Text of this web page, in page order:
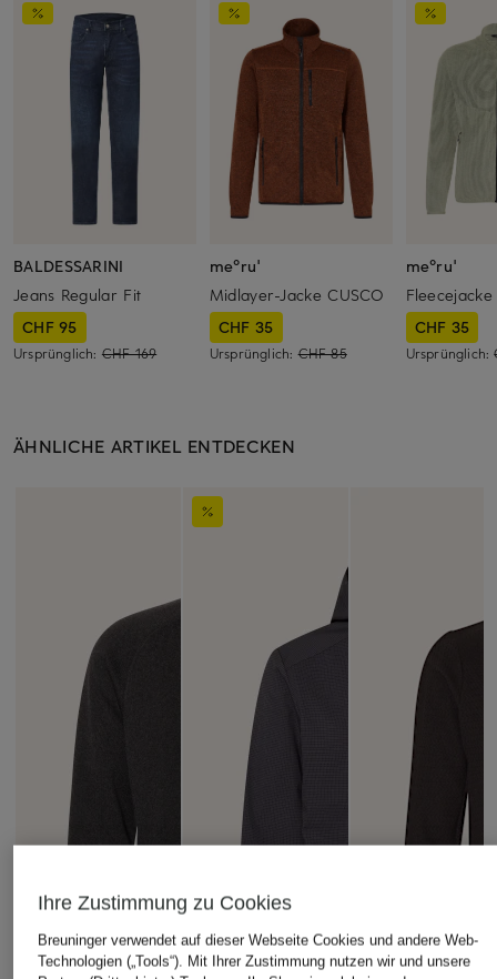
BALDESSARINI
Jeans Regular Fit
CHF 95
Ursprünglich: CHF 169
me°ru'
Midlayer-Jacke CUSCO
CHF 35
Ursprünglich:CHF 85
me°ru'
CHF 35
Ursprünglich:
ÄHNLICHE ARTIKEL ENTDECKEN
Ihre Zustimmung zu Cookies
Breuninger verwendet auf dieser Webseite Cookies und andere Web-
Technologien („Tools“). Mit Ihrer Zustimmung nutzen wir und unsere